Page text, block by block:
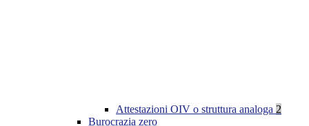
Attestazioni OIV o struttura analoga 2
Burocrazia zero